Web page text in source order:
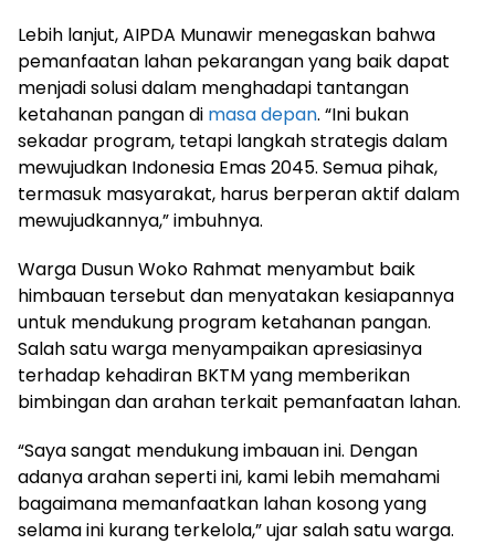
Lebih lanjut, AIPDA Munawir menegaskan bahwa
pemanfaatan lahan pekarangan yang baik dapat
menjadi solusi dalam menghadapi tantangan
ketahanan pangan di masa depan. “Ini bukan
sekadar program, tetapi langkah strategis dalam
mewujudkan Indonesia Emas 2045. Semua pihak,
termasuk masyarakat, harus berperan aktif dalam
mewujudkannya,” imbuhnya.
Warga Dusun Woko Rahmat menyambut baik
himbauan tersebut dan menyatakan kesiapannya
untuk mendukung program ketahanan pangan.
Salah satu warga menyampaikan apresiasinya
terhadap kehadiran BKTM yang memberikan
bimbingan dan arahan terkait pemanfaatan lahan.
“Saya sangat mendukung imbauan ini. Dengan
adanya arahan seperti ini, kami lebih memahami
bagaimana memanfaatkan lahan kosong yang
selama ini kurang terkelola,” ujar salah satu warga.